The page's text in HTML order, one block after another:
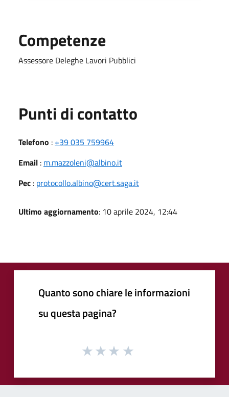
Competenze
Assessore Deleghe Lavori Pubblici
Punti di contatto
Telefono : +39 035 759964
Email : m.mazzoleni@albino.it
Pec : protocollo.albino@cert.saga.it
Ultimo aggiornamento: 10 aprile 2024, 12:44
Quanto sono chiare le informazioni
su questa pagina?